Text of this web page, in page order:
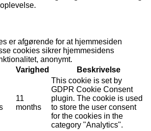
er afgørende for at hjemmesiden
cookies sikrer hjemmesidens
anonymt.
Varighed Beskrivelse
11
months
This cookie is set by
GDPR Cookie Consent
plugin. The cookie is used
to store the user consent
for the cookies in the
category "Analytics".